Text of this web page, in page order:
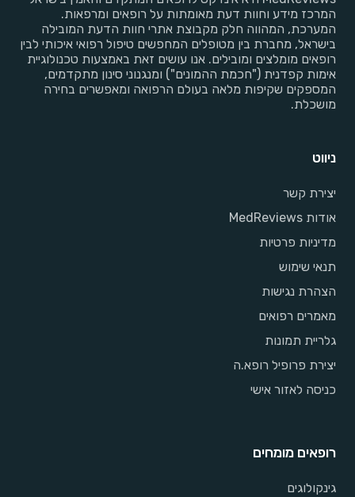
המרכז מידע וחוות דעת מאומתות על רופאים ומרפאות.
המערכת, המהווה חלק מקבוצת אתרי חוות הדעת המובילה
בישראל, מחברת בין מטופלים המחפשים טיפול רפואי איכותי לבין
רופאים מומלצים ומובילים. אנו עושים זאת באמצעות טכנולוגיית
אימות קפדנית ("חכמת ההמונים") ומנגנוני סינון מתקדמים,
המספקים שקיפות מלאה בעולם הרפואה ומאפשרים בחירה
מושכלת.
ניווט
יצירת קשר
אודות MedReviews
מדיניות פרטיות
תנאי שימוש
הצהרת נגישות
מאמרים רפואים
גלריית תמונות
יצירת פרופיל רופא.ה
כניסה לאזור אישי
רופאים מומחים
גינקולוגים